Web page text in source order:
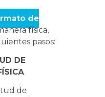
de
física,
pasos:
DE
de